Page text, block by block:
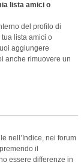
lista amici o
del profilo di
lista amici o
aggiungere
anche rimuovere un
nell’Indice, nei forum
il
essere differenze in